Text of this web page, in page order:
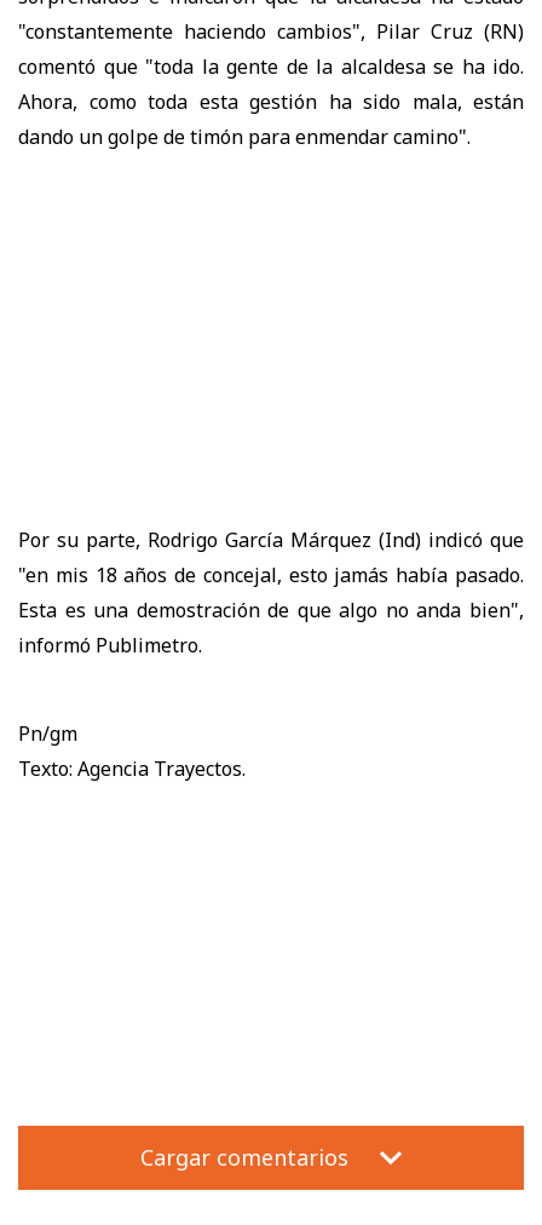
"constantemente haciendo cambios", Pilar Cruz (RN)
comentó que "toda la gente de la alcaldesa se ha ido.
Ahora, como toda esta gestión ha sido mala, están
dando un golpe de timón para enmendar camino".
Por su parte, Rodrigo García Márquez (Ind) indicó que
"en mis 18 años de concejal, esto jamás había pasado.
Esta es una demostración de que algo no anda bien",
informó Publimetro.
Pn/gm
Texto: Agencia Trayectos.
Cargar comentarios